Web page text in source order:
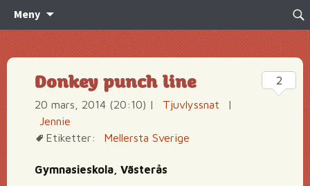
Meny
innehåll
Sök
Donkey punch line
20 mars, 2014 (20:10) | Tjuvlyssnat
|
Jennie
Etiketter:
Mellersta Sverige
Gymnasieskola, Västerås
2